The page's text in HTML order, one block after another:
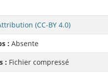
(CC-BY 4.0)
: Absente
: Fichier compressé